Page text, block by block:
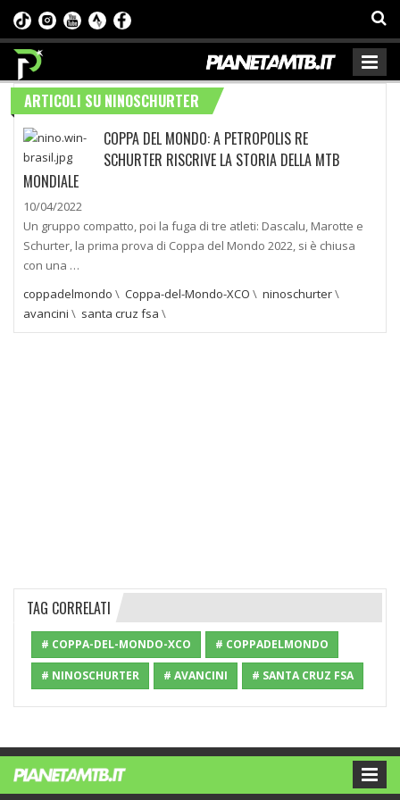
ARTICOLI SU NINOSCHURTER
COPPA DEL MONDO: A PETROPOLIS RE
SCHURTER RISCRIVE LA STORIA DELLA MTB
MONDIALE
10/04/2022
Un gruppo compatto, poi la fuga di tre atleti: Dascalu, Marotte e
Schurter, la prima prova di Coppa del Mondo 2022, si è chiusa
con una …
coppadelmondo \ Coppa-del-Mondo-XCO \ ninoschurter\
avancini \ santa cruz fsa \
TAG CORRELATI
# COPPA-DEL-MONDO-XCO # COPPADELMONDO
# NINOSCHURTER # AVANCINI # SANTA CRUZ FSA